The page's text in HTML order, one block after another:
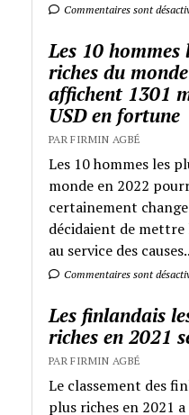
Commentaires sont
Les 10 hommes
riches du
affichent 1301
USD en fortune
PAR FIRMIN AGBÉ
Les 10 hommes les
monde en 2022
certainement
décidaient de
au service des
Commentaires sont
Les finlandais
riches en 2021
PAR FIRMIN AGBÉ
Le classement des
plus riches en 2021